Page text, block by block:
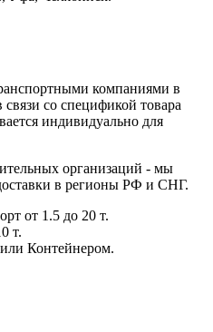
компаниями в
со спецификой товара
индивидуально для
организаций - мы
в регионы РФ и СНГ.
от 1.5 до 20 т.
т.
Контейнером.